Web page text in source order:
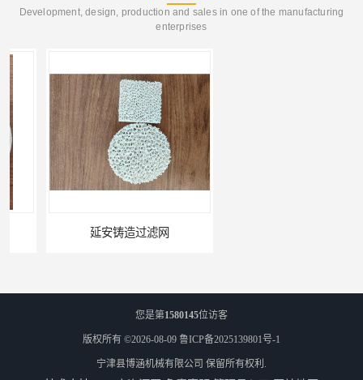
Development, design, production and sales in one of the manufacturing
enterprises
延安铸造过滤网
您是第1580145位访客
版权所有 ©2026-08-09 鲁ICP备2025139801号-1
宁津县博涵机械有限公司 保留所有权利.